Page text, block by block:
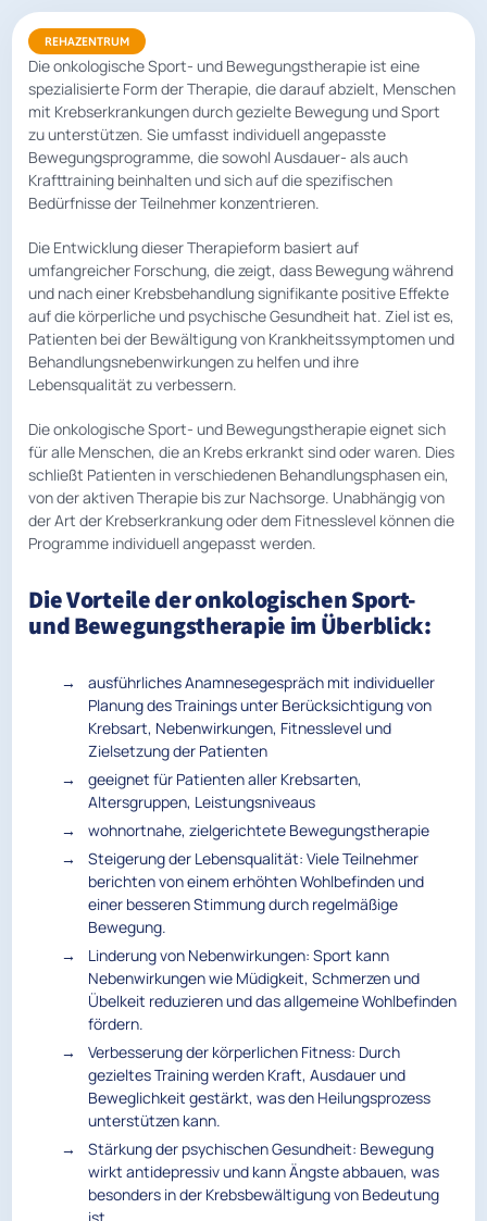
REHAZENTRUM
Die onkologische Sport- und Bewegungstherapie ist eine
spezialisierte Form der Therapie, die darauf abzielt, Menschen
mit Krebserkrankungen durch gezielte Bewegung und Sport
zu unterstützen. Sie umfasst individuell angepasste
Bewegungsprogramme, die sowohl Ausdauer- als auch
Krafttraining beinhalten und sich auf die spezifischen
Bedürfnisse der Teilnehmer konzentrieren.
Die Entwicklung dieser Therapieform basiert auf
umfangreicher Forschung, die zeigt, dass Bewegung während
und nach einer Krebsbehandlung signifikante positive Effekte
auf die körperliche und psychische Gesundheit hat. Ziel ist es,
Patienten bei der Bewältigung von Krankheitssymptomen und
Behandlungsnebenwirkungen zu helfen und ihre
Lebensqualität zu verbessern.
Die onkologische Sport- und Bewegungstherapie eignet sich
für alle Menschen, die an Krebs erkrankt sind oder waren. Dies
schließt Patienten in verschiedenen Behandlungsphasen ein,
von der aktiven Therapie bis zur Nachsorge. Unabhängig von
der Art der Krebserkrankung oder dem Fitnesslevel können die
Programme individuell angepasst werden.
Die Vorteile der onkologischen Sport-
und Bewegungstherapie im Überblick:
ausführliches Anamnesegespräch mit individueller
Planung des Trainings unter Berücksichtigung von
Krebsart, Nebenwirkungen, Fitnesslevel und
Zielsetzung der Patienten
geeignet für Patienten aller Krebsarten,
Altersgruppen, Leistungsniveaus
wohnortnahe, zielgerichtete Bewegungstherapie
Steigerung der Lebensqualität: Viele Teilnehmer
berichten von einem erhöhten Wohlbefinden und
einer besseren Stimmung durch regelmäßige
Bewegung.
Linderung von Nebenwirkungen: Sport kann
Nebenwirkungen wie Müdigkeit, Schmerzen und
Übelkeit reduzieren und das allgemeine Wohlbefinden
fördern.
Verbesserung der körperlichen Fitness: Durch
gezieltes Training werden Kraft, Ausdauer und
Beweglichkeit gestärkt, was den Heilungsprozess
unterstützen kann.
Stärkung der psychischen Gesundheit: Bewegung
wirkt antidepressiv und kann Ängste abbauen, was
besonders in der Krebsbewältigung von Bedeutung
ist.